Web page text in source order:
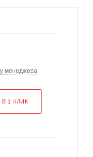
менеджера
1 КЛИК